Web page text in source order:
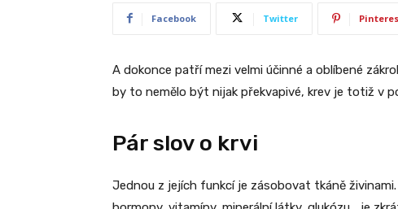
Facebook Twitter
A dokonce patří mezi velmi účinné a oblíbené
by to nemělo být nijak překvapivé, krev je totiž v
Pár slov o krvi
Jednou z jejích funkcí je zásobovat tkáně